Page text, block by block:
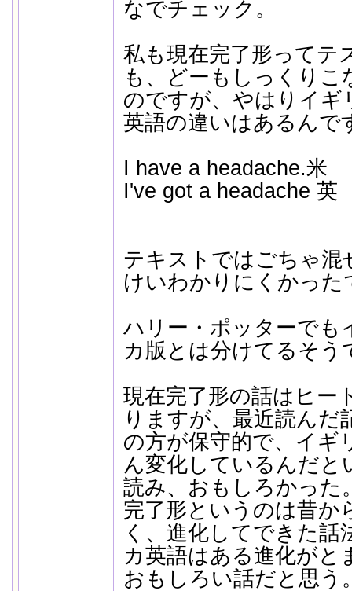
なでチェック。
私も現在完了形ってテ
も、どーもしっくり
のですが、やはりイギ
英語の違いはあるんで
I have a headache.米
I've got a headache 英
テキストではごちゃ混
けいわかりにくかった
ハリー・ポッターでも
カ版とは分けてるそう
現在完了形の話はヒー
りますが、最近読んだ
の方が保守的で、イギ
ん変化しているんだと
読み、おもしろかった
完了形というのは昔か
く、進化してできた話
カ英語はある進化がと
おもしろい話だと思う